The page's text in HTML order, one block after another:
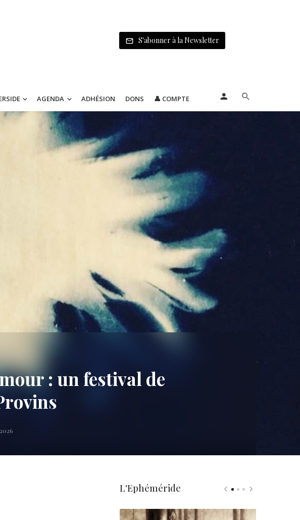
S'abonner à la Newsletter
AGENDA ADHÉSION DONS 👤 COMPTE
: un festival de
L'Ephéméride